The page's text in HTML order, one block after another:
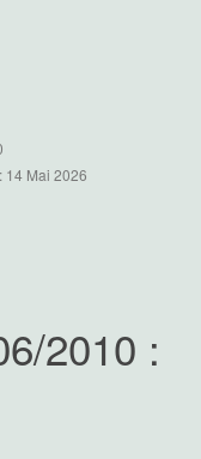
14 Mai 2026
2010 :